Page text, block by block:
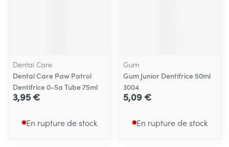
Dental Care
Dental Care Paw Patrol
Dentifrice 0-5a Tube 75ml
3,95 €
En rupture de stock
Gum
Gum Junior Dentifrice 50ml
3004
5,09 €
En rupture de stock